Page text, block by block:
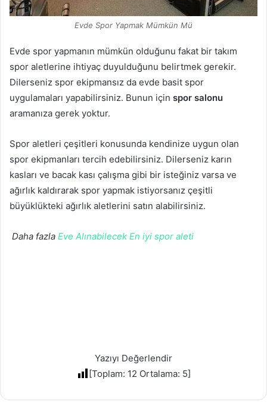
Evde Spor Yapmak Mümkün Mü
Evde spor yapmanın mümkün olduğunu fakat bir takım
spor aletlerine ihtiyaç duyulduğunu belirtmek gerekir.
Dilerseniz spor ekipmansız da evde basit spor
uygulamaları yapabilirsiniz. Bunun için spor salonu
aramanıza gerek yoktur.
Spor aletleri çeşitleri konusunda kendinize uygun olan
spor ekipmanları tercih edebilirsiniz. Dilerseniz karın
kasları ve bacak kası çalışma gibi bir isteğiniz varsa ve
ağırlık kaldırarak spor yapmak istiyorsanız çeşitli
büyüklükteki ağırlık aletlerini satın alabilirsiniz.
Daha fazla Eve Alınabilecek En iyi spor aleti
Yazıyı Değerlendir
[Toplam: 12 Ortalama: 5]